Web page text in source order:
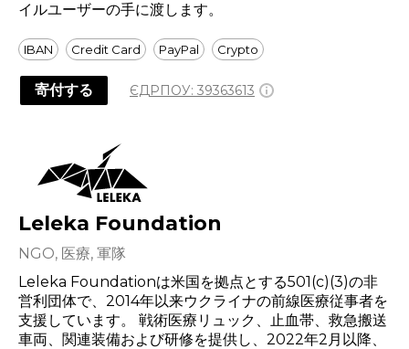
イルユーザーの手に渡します。
IBAN Credit Card PayPal Crypto
寄付する ЄДРПОУ: 39363613
Leleka Foundation
NGO, 医療, 軍隊
Leleka Foundationは米国を拠点とする501(c)(3)の非
営利団体で、2014年以来ウクライナの前線医療従事者を
支援しています。 戦術医療リュック、止血帯、救急搬送
車両、関連装備および研修を提供し、2022年2月以降、